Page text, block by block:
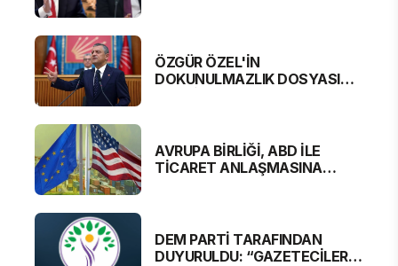
ÖZGÜR ÖZEL'İN
DOKUNULMAZLIK DOSYASI
AVRUPA BİRLİĞİ, ABD İLE
TİCARET ANLAŞMASINA
DEM PARTİ TARAFINDAN
DUYURULDU: “GAZETECİLER